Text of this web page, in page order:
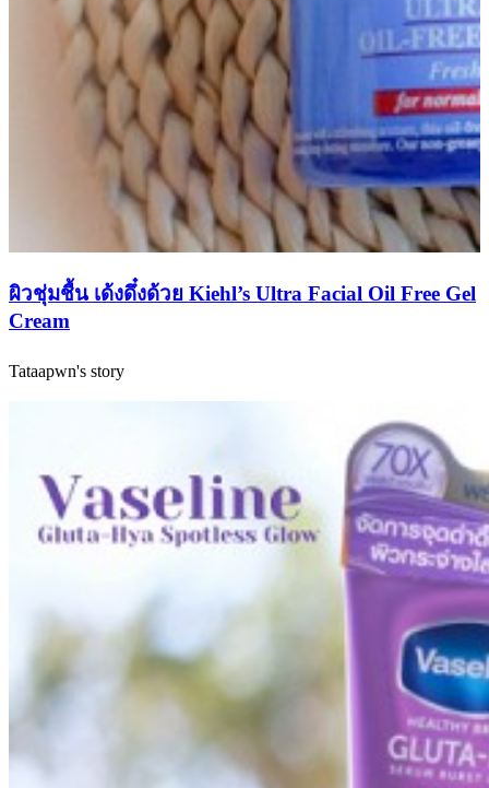
ผิวชุ่มชื้น เด้งดึ๋งด้วย Kiehl’s Ultra Facial Oil Free Gel
Cream
Tataapwn's story